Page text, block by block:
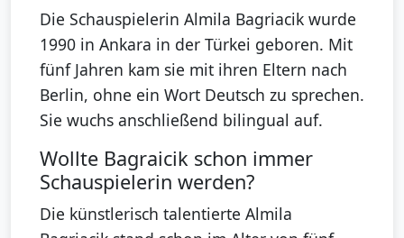
Die Schauspielerin Almila Bagriacik wurde
1990 in Ankara in der Türkei geboren. Mit
fünf Jahren kam sie mit ihren Eltern nach
Berlin, ohne ein Wort Deutsch zu sprechen.
Sie wuchs anschließend bilingual auf.
Wollte Bagraicik schon immer
Schauspielerin werden?
Die künstlerisch talentierte Almila